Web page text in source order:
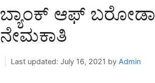
ಬ್ಯಾಂಕ್ ಆಫ್
ನೇಮಕಾತಿ
July 16, 2021 by Admin